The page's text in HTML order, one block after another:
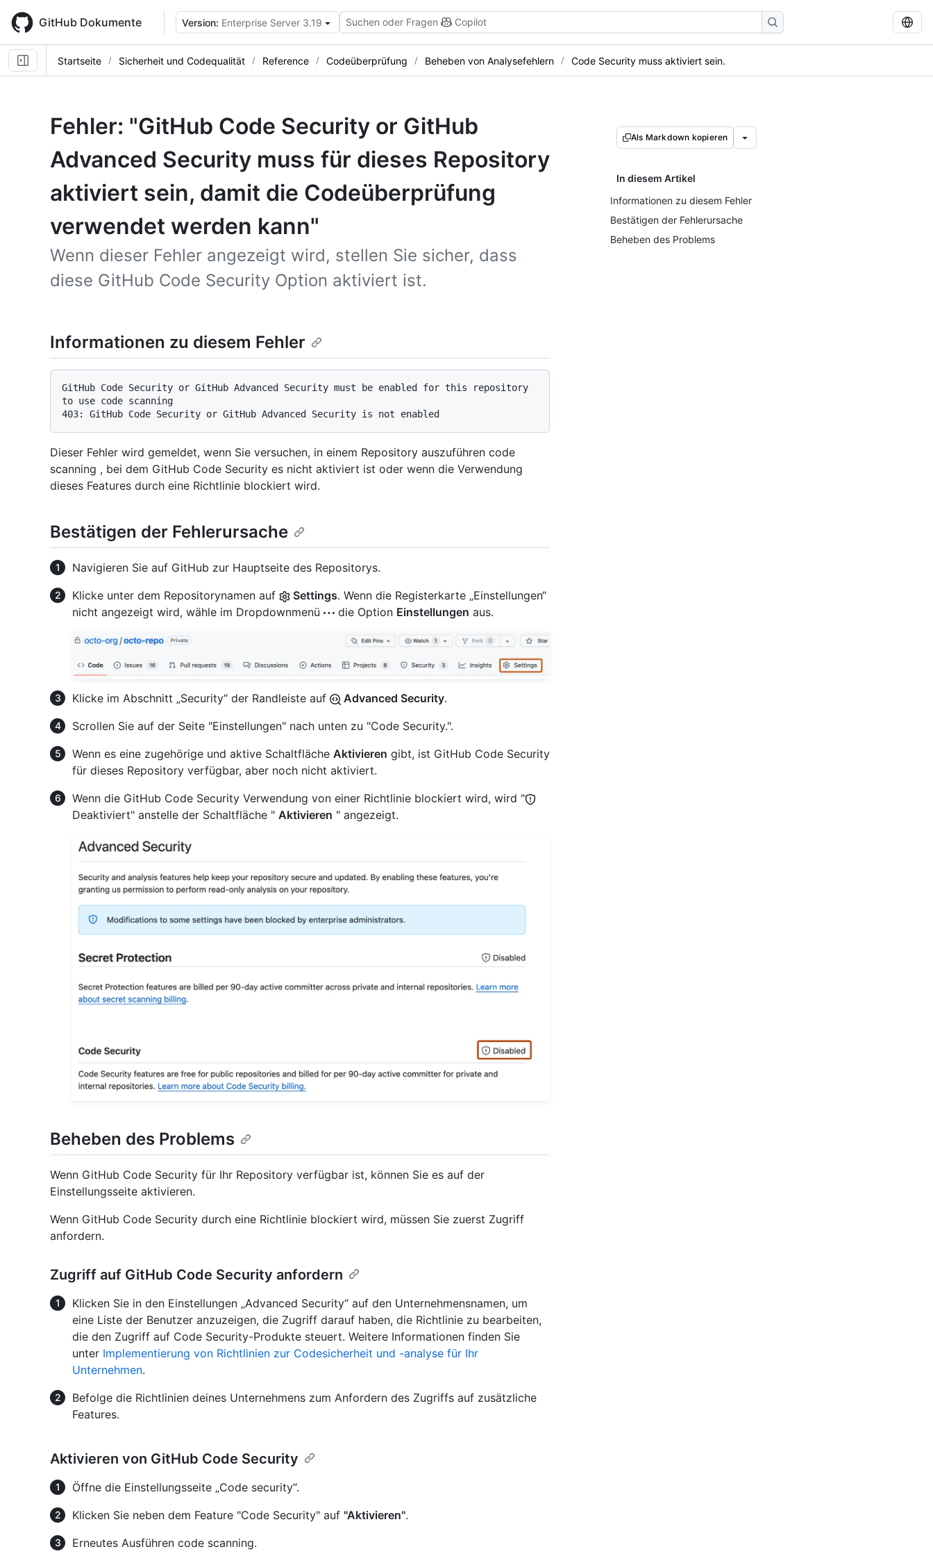
main
content
GitHub Dokumente Version: Enterprise Server 3.19 Suchen oder Fragen Copilot
Startseite Sicherheit und Codequalität Reference Codeüberprüfung Beheben von Analysefehlern Code Security muss aktiviert sein.
Fehler: "GitHub Code Security or GitHub
Advanced Security muss für dieses Repository
aktiviert sein, damit die Codeüberprüfung
verwendet werden kann"
Wenn dieser Fehler angezeigt wird, stellen Sie sicher, dass
diese GitHub Code Security Option aktiviert ist.
Als Markdown kopieren
In diesem Artikel
Informationen zu diesem Fehler
Bestätigen der Fehlerursache
Beheben des Problems
Informationen zu diesem Fehler
GitHub Code Security or GitHub Advanced Security must be enabled for this repository
to use code scanning
Dieser Fehler wird gemeldet, wenn Sie versuchen, in einem Repository auszuführen code
scanning , bei dem GitHub Code Security es nicht aktiviert ist oder wenn die Verwendung
dieses Features durch eine Richtlinie blockiert wird.
Bestätigen der Fehlerursache
Navigieren Sie auf GitHub zur Hauptseite des Repositorys.
Klicke unter dem Repositorynamen auf
Settings. Wenn die Registerkarte „Einstellungen“
nicht angezeigt wird, wähle im Dropdownmenü
die Option Einstellungen aus.
Klicke im Abschnitt „Security“ der Randleiste auf Advanced Security.
Scrollen Sie auf der Seite "Einstellungen" nach unten zu "Code Security.".
Wenn es eine zugehörige und aktive Schaltfläche Aktivieren gibt, ist GitHub Code Security
für dieses Repository verfügbar, aber noch nicht aktiviert.
Wenn die GitHub Code Security Verwendung von einer Richtlinie blockiert wird, wird "
Deaktiviert" anstelle der Schaltfläche " Aktivieren " angezeigt.
Beheben des Problems
Wenn GitHub Code Security für Ihr Repository verfügbar ist, können Sie es auf der
Einstellungsseite aktivieren.
Wenn GitHub Code Security durch eine Richtlinie blockiert wird, müssen Sie zuerst Zugriff
anfordern.
Zugriff auf GitHub Code Security anfordern
Klicken Sie in den Einstellungen „Advanced Security“ auf den Unternehmensnamen, um
eine Liste der Benutzer anzuzeigen, die Zugriff darauf haben, die Richtlinie zu bearbeiten,
die den Zugriff auf Code Security-Produkte steuert. Weitere Informationen finden Sie
unter Implementierung von Richtlinien zur Codesicherheit und -analyse für Ihr
Unternehmen.
Befolge die Richtlinien deines Unternehmens zum Anfordern des Zugriffs auf zusätzliche
Features.
Aktivieren von GitHub Code Security
Öffne die Einstellungsseite „Code security“.
Klicken Sie neben dem Feature "Code Security" auf "Aktivieren".
Erneutes Ausführen code scanning.